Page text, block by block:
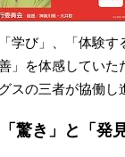
学び」、「体験
」を体感してい
スの三者が協働し
驚き」と「発